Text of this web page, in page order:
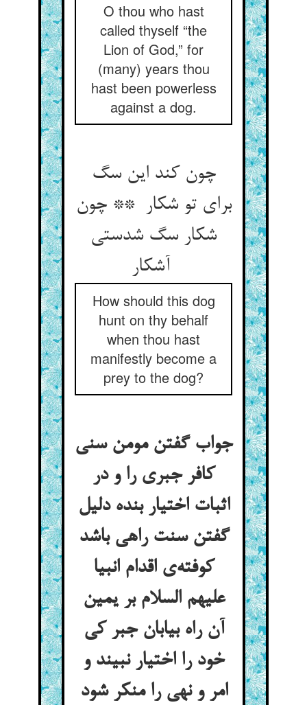
O thou who hast
called thyself “the
Lion of God,” for
(many) years thou
hast been powerless
against a dog.
چون کند این سگ
برای تو شکار ** چون
شکار سگ شدستی
How should this dog
hunt on thy behalf
when thou hast
manifestly become a
prey to the dog?
جواب گفتن مومن سنی
کافر جبری را و در
اثبات اختیار بنده دلیل
گفتن سنت راهی باشد
کوفته‌ی اقدام انبیا
علیهم‌ السلام بر یمین
آن راه بیابان جبر کی
خود را اختیار نبیند و
امر و نهی را منکر شود